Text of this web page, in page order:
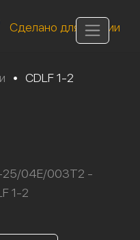
Сделано для России
• CDLF 1-2
25/04Е/003Т2 -
1-2